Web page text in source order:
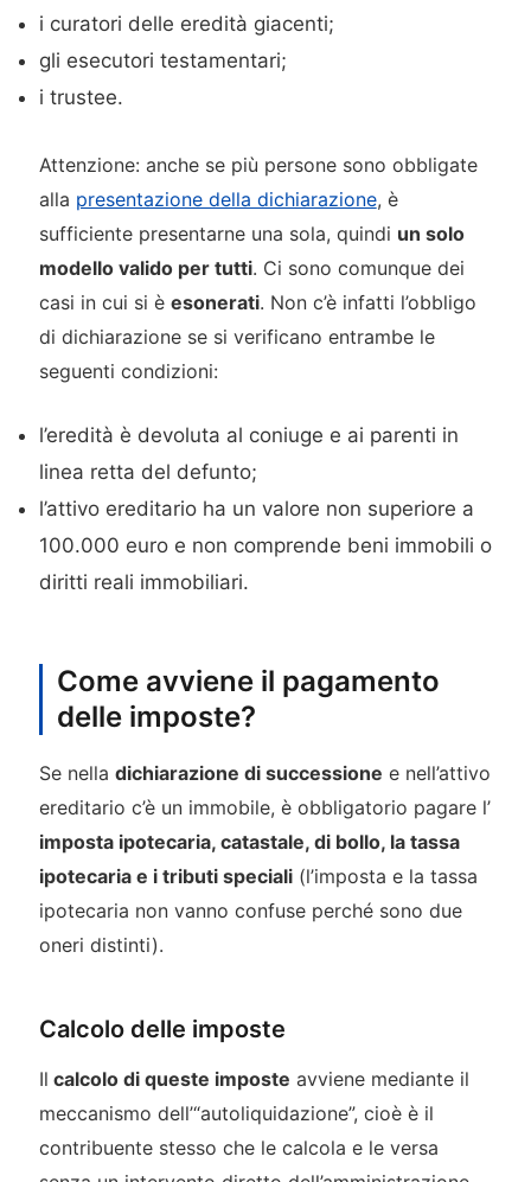
i curatori delle eredità giacenti;
gli esecutori testamentari;
i trustee.
Attenzione: anche se più persone sono obbligate
alla presentazione della dichiarazione, è
sufficiente presentarne una sola, quindi un solo
modello valido per tutti. Ci sono comunque dei
casi in cui si è esonerati. Non c’è infatti l’obbligo
di dichiarazione se si verificano entrambe le
seguenti condizioni:
l’eredità è devoluta al coniuge e ai parenti in
linea retta del defunto;
l’attivo ereditario ha un valore non superiore a
100.000 euro e non comprende beni immobili o
diritti reali immobiliari.
Come avviene il pagamento
delle imposte?
Se nella dichiarazione di successione e nell’attivo
ereditario c’è un immobile, è obbligatorio pagare l’
imposta ipotecaria, catastale, di bollo, la tassa
ipotecaria e i tributi speciali(l’imposta e la tassa
ipotecaria non vanno confuse perché sono due
oneri distinti).
Calcolo delle imposte
Il calcolo di queste imposte avviene mediante il
meccanismo dell’“autoliquidazione”, cioè è il
contribuente stesso che le calcola e le versa